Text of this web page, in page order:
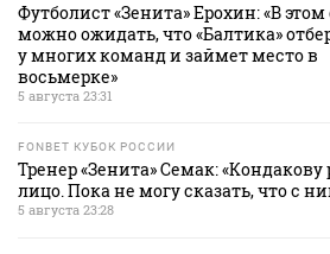
Футболист «Зенита» Ерохин: «В этом
можно ожидать, что «Балтика»
у многих команд и займет место в
восьмерке»
5 августа 23:31
FONBET КУБОК РОССИИ
Тренер «Зенита» Семак: «Кондакову
лицо. Пока не могу сказать, что с
5 августа 23:28